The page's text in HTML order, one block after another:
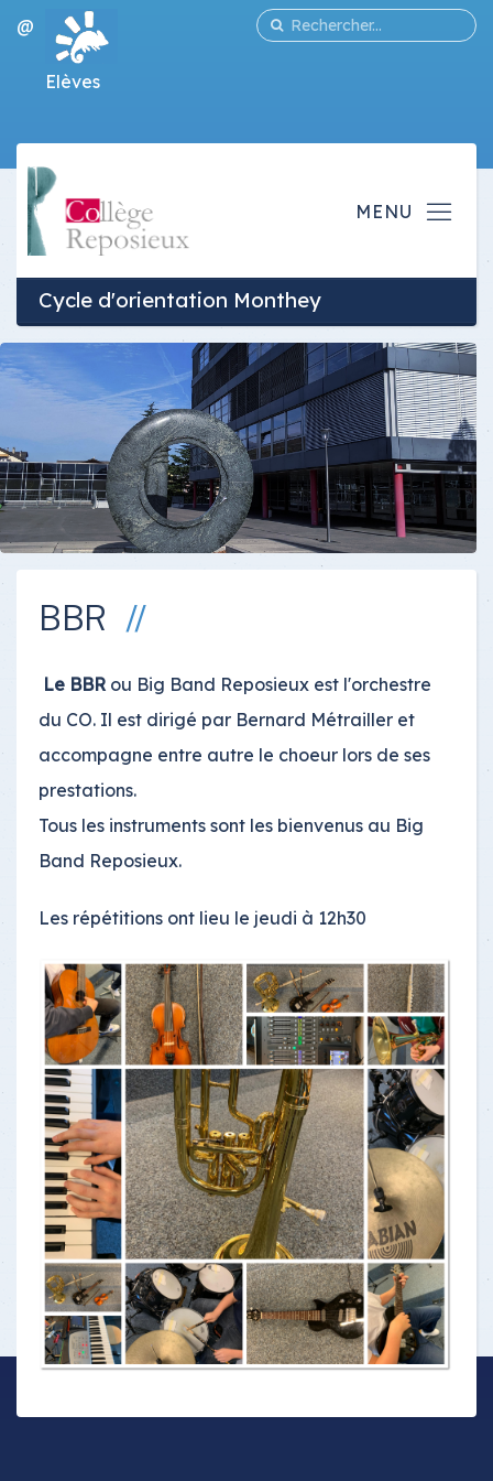
@
Elèves
Cycle d'orientation Monthey
BBR
Le BBR ou Big Band Reposieux est l'orchestre
du CO. Il est dirigé par Bernard Métrailler et
accompagne entre autre le choeur lors de ses
prestations.
Tous les instruments sont les bienvenus au Big
Band Reposieux.
Les répétitions ont lieu le jeudi à 12h30